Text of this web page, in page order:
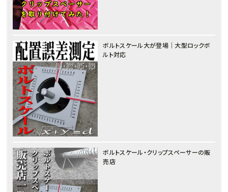
ボルトスケール大が登場｜大型ロックボ
ルト対応
ボルトスケール・クリップスペーサーの販
売店